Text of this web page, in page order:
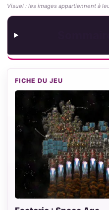
Visuel : les images appartiennent à
FICHE DU JEU